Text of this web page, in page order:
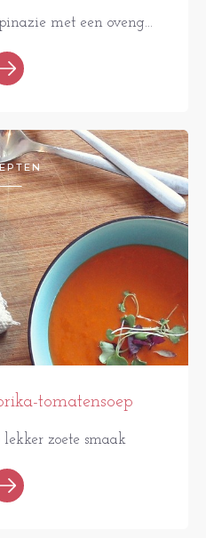
met een oveng...
tomatensoep
lekker zoete smaak